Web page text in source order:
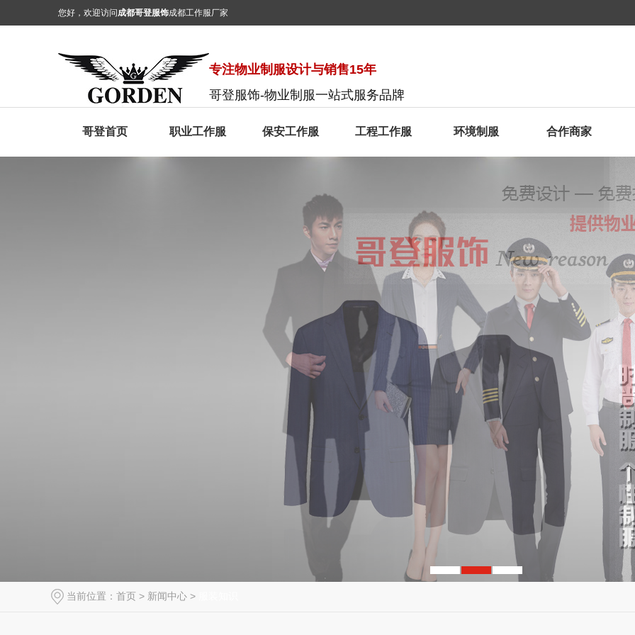
您好，欢迎访问成都哥登服饰成都工作服厂家
专注物业制服设计与销售15年
哥登服饰-物业制服一站式服务品牌
哥登首页 职业工作服 保安工作服 工程工作服 环境制服 合作商家
当前位置： 首页 > 新闻中心 >